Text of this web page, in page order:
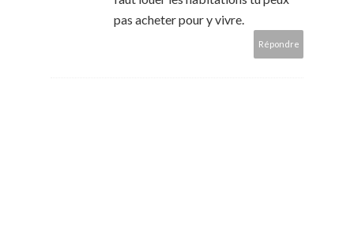
pas acheter pour y vivre.
Répondre